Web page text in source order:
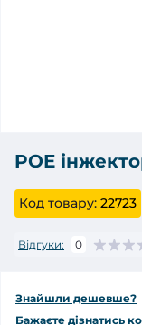
POE
Код товару: 22723
Відгуки: 0
Знайшли дешевше?
Бажаєте дізнатись